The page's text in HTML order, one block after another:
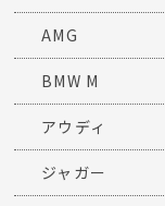
AMG
BMW M
アウディ
ジャガー